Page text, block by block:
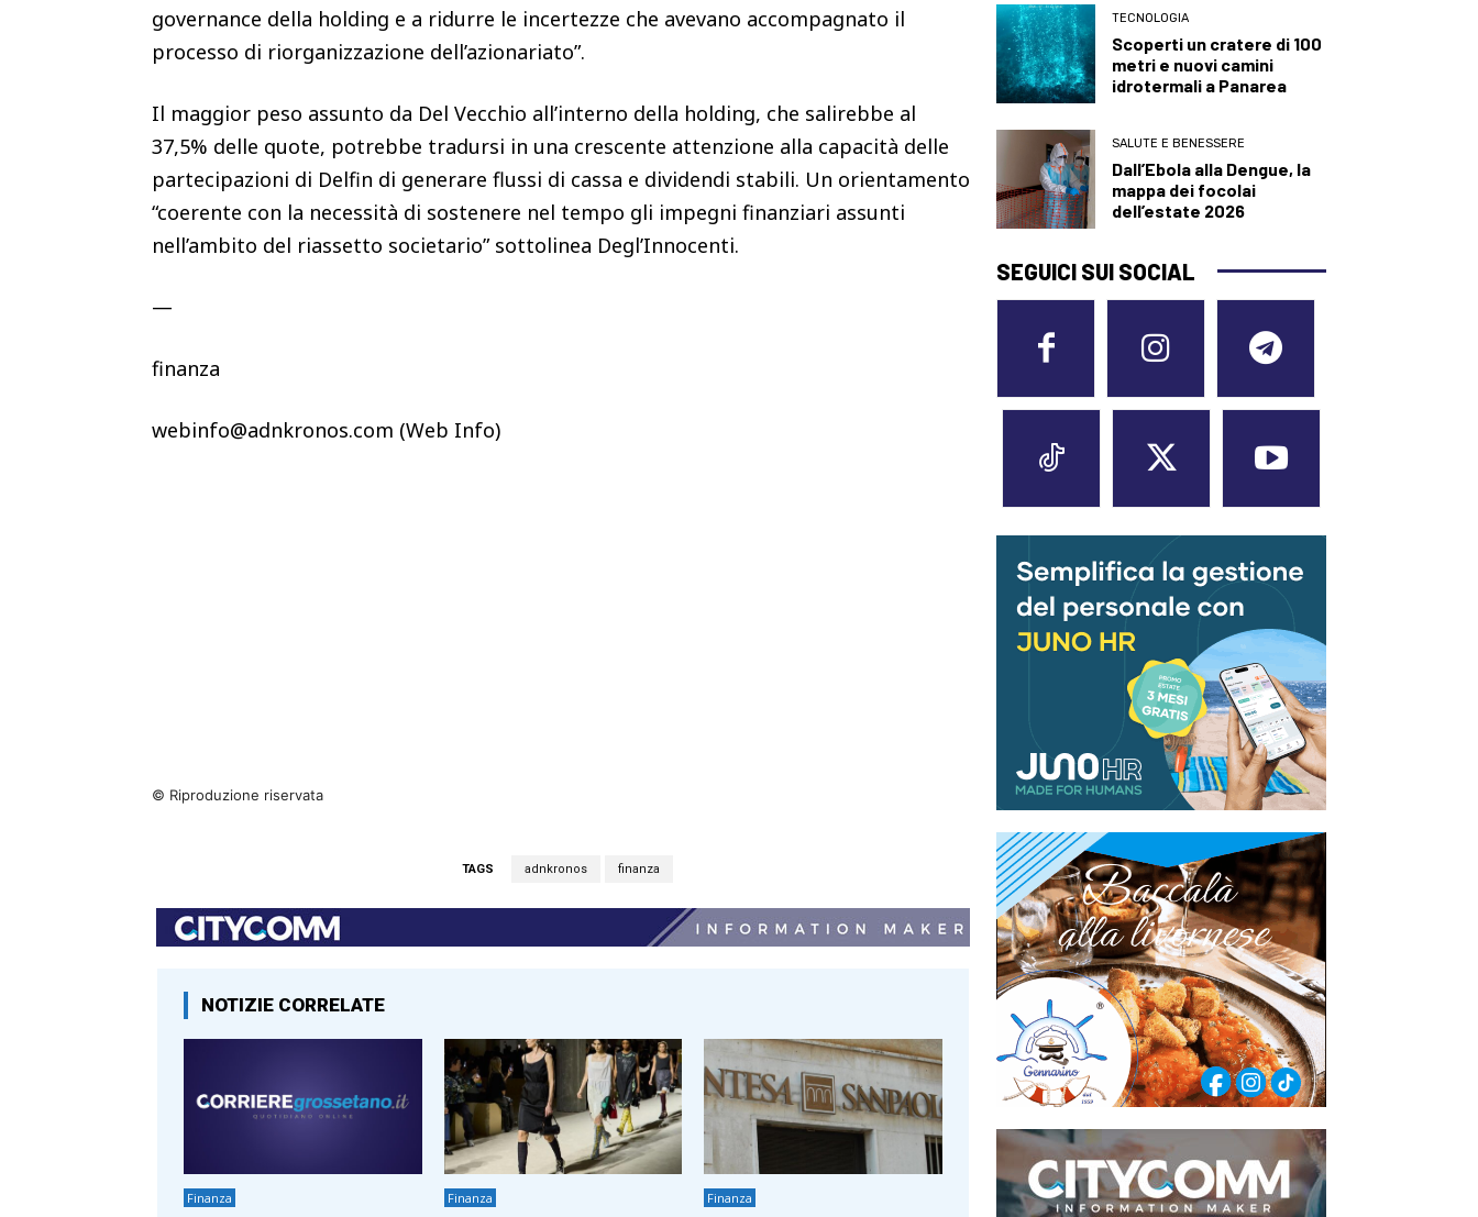
governance della holding e a ridurre le incertezze che avevano accompagnato il
processo di riorganizzazione dell’azionariato”.
Il maggior peso assunto da Del Vecchio all’interno della holding, che salirebbe al
37,5% delle quote, potrebbe tradursi in una crescente attenzione alla capacità delle
partecipazioni di Delfin di generare flussi di cassa e dividendi stabili. Un orientamento
“coerente con la necessità di sostenere nel tempo gli impegni finanziari assunti
nell’ambito del riassetto societario” sottolinea Degl’Innocenti.
—
finanza
webinfo@adnkronos.com (Web Info)
© Riproduzione riservata
TAGS adnkronos finanza
NOTIZIE CORRELATE
Finanza Finanza Finanza
TECNOLOGIA
Scoperti un cratere di 100
metri e nuovi camini
idrotermali a Panarea
SALUTE E BENESSERE
Dall’Ebola alla Dengue, la
mappa dei focolai
dell’estate 2026
SEGUICI SUI SOCIAL